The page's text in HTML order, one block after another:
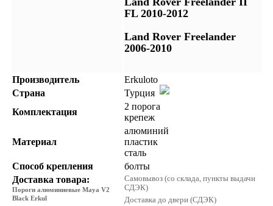
FL 2010-2012
Land Rover Freelander
2006-2010
Производитель
Erkuloto
Страна
Турция
Комплектация
2 порога
крепеж
Материал
алюминий
пластик
сталь
Способ крепления
болты
Доставка товара:
Пороги алюминиевые Maya V2
Black Erkul
Самовывоз (со склада, пункты выдачи
СДЭК)
Доставка до двери (СДЭК)